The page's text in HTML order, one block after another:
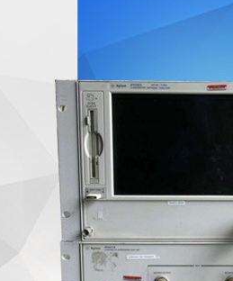
频谱分析仪
综合测试仪
网络分析仪
电桥测试仪
电池测试仪